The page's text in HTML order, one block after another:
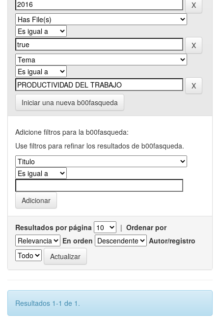
Iniciar una nueva b00fasqueda
Adicione filtros para la b00fasqueda:
Use filtros para refinar los resultados de b00fasqueda.
Resultados por página | Ordenar por
En orden
Autor/registro
Resultados 1-1 de 1.